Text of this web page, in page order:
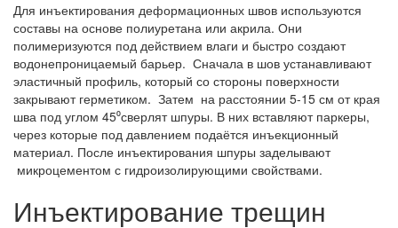
Для инъектирования деформационных швов используются
составы на основе полиуретана или акрила. Они
полимеризуются под действием влаги и быстро создают
водонепроницаемый барьер. Сначала в шов устанавливают
эластичный профиль, который со стороны поверхности
закрывают герметиком. Затем на расстоянии 5-15 см от края
шва под углом 45⁰сверлят шпуры. В них вставляют паркеры,
через которые под давлением подаётся инъекционный
материал. После инъектирования шпуры заделывают
микроцементом с гидроизолирующими свойствами.
Инъектирование трещин